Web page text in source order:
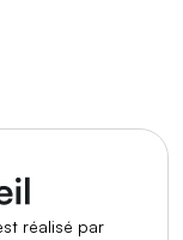
réalisé par